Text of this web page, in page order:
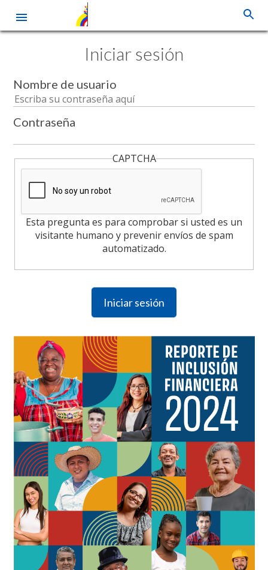
Pasar
Iniciar sesión
Nombre de usuario
Contraseña
CAPTCHA
Esta pregunta es para comprobar si usted es un
visitante humano y prevenir envíos de spam
automatizado.
Iniciar sesión